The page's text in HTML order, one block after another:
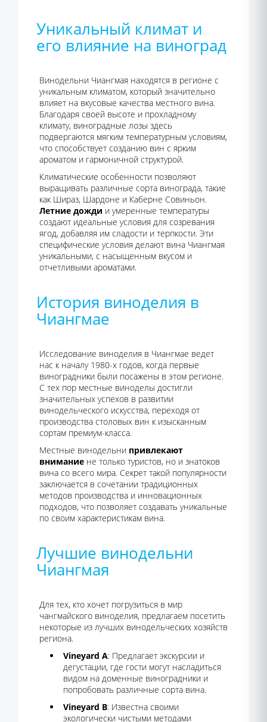
Уникальный климат и
его влияние на виноград
Винодельни Чиангмая находятся в регионе с
уникальным климатом, который значительно
влияет на вкусовые качества местного вина.
Благодаря своей высоте и прохладному
климату, виноградные лозы здесь
подвергаются мягким температурным условиям,
что способствует созданию вин с ярким
ароматом и гармоничной структурой.
Климатические особенности позволяют
выращивать различные сорта винограда, такие
как Шираз, Шардоне и Каберне Совиньон.
Летние дожди и умеренные температуры
создают идеальные условия для созревания
ягод, добавляя им сладости и терпкости. Эти
специфические условия делают вина Чиангмая
уникальными, с насыщенным вкусом и
отчетливыми ароматами.
История виноделия в
Чиангмае
Исследование виноделия в Чиангмае ведет
нас к началу 1980-х годов, когда первые
виноградники были посажены в этом регионе.
С тех пор местные виноделы достигли
значительных успехов в развитии
винодельческого искусства, переходя от
производства столовых вин к изысканным
сортам премиум-класса.
Местные винодельни привлекают
внимание не только туристов, но и знатоков
вина со всего мира. Секрет такой популярности
заключается в сочетании традиционных
методов производства и инновационных
подходов, что позволяет создавать уникальные
по своим характеристикам вина.
Лучшие винодельни
Чиангмая
Для тех, кто хочет погрузиться в мир
чангмайского виноделия, предлагаем посетить
некоторые из лучших винодельческих хозяйств
региона.
Vineyard A: Предлагает экскурсии и
дегустации, где гости могут насладиться
видом на доменные виноградники и
попробовать различные сорта вина.
Vineyard B: Известна своими
экологически чистыми методами